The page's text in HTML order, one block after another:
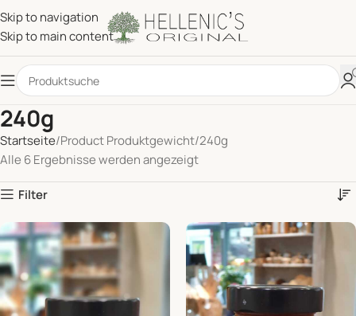
Skip to navigation
Skip to main content
240g
Startseite Product Produktgewicht 240g
Alle 6 Ergebnisse werden angezeigt
Filter